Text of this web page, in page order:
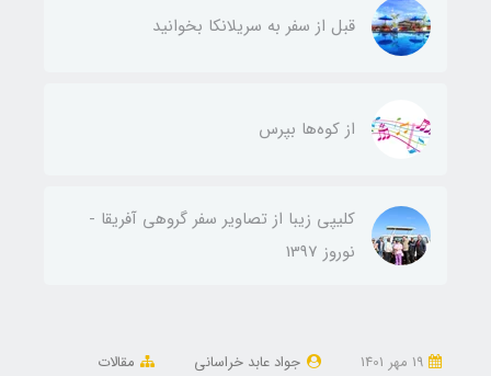
قبل از سفر به سریلانکا بخوانید
از کوه‌ها بپرس
کلیپی زیبا از تصاویر سفر گروهی آفریقا -
نوروز 1397
جواد عابد خراسانی
مقالات